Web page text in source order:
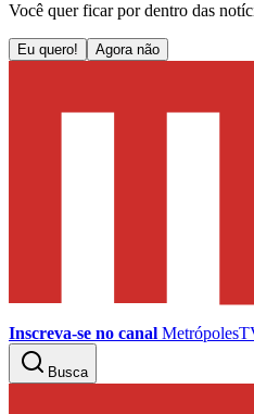
Você quer ficar por dentro das
Eu quero! Agora não
Inscreva-se no canal
Busca